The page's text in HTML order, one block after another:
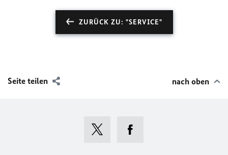
ZURÜCK ZU: "SERVICE"
Seite teilen nach oben